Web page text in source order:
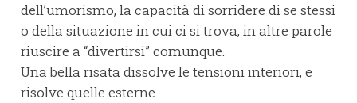
dell’umorismo, la capacità di sorridere di se stessi
o della situazione in cui ci si trova, in altre parole
riuscire a “divertirsi” comunque.
Una bella risata dissolve le tensioni interiori, e
risolve quelle esterne.